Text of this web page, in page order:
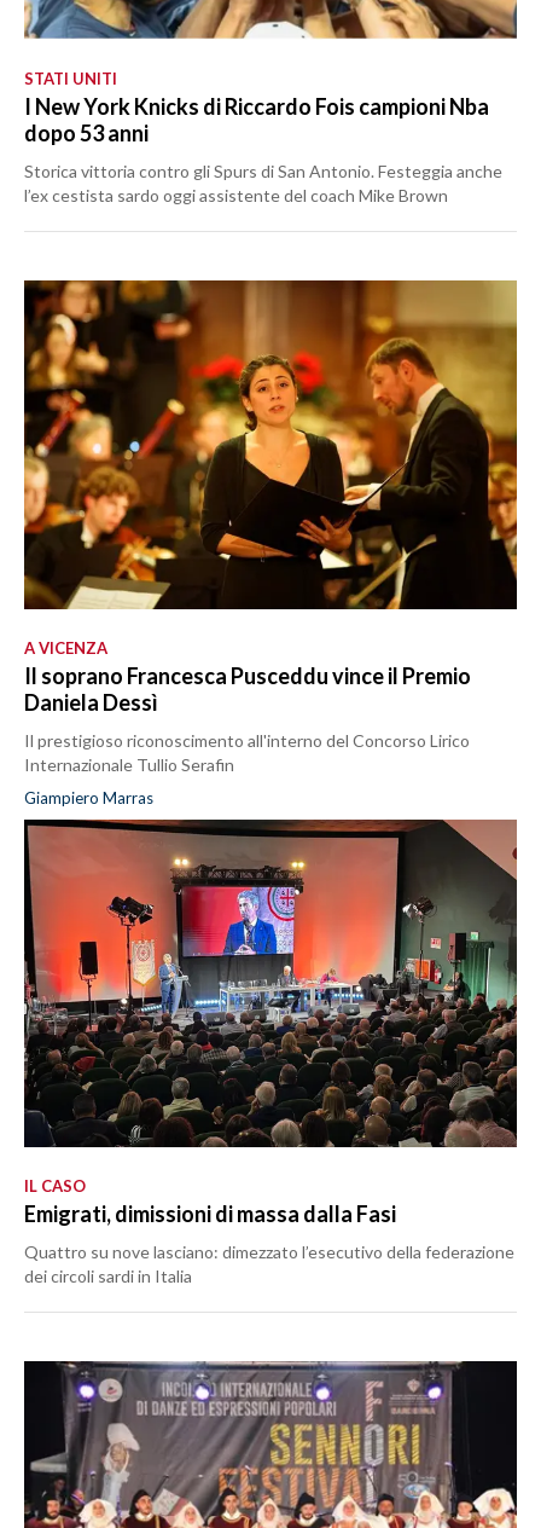
STATI UNITI
I New York Knicks di Riccardo Fois campioni Nba
dopo 53 anni
Storica vittoria contro gli Spurs di San Antonio. Festeggia anche
l’ex cestista sardo oggi assistente del coach Mike Brown
A VICENZA
Il soprano Francesca Pusceddu vince il Premio
Daniela Dessì
Il prestigioso riconoscimento all'interno del Concorso Lirico
Internazionale Tullio Serafin
Giampiero Marras
IL CASO
Emigrati, dimissioni di massa dalla Fasi
Quattro su nove lasciano: dimezzato l’esecutivo della federazione
dei circoli sardi in Italia